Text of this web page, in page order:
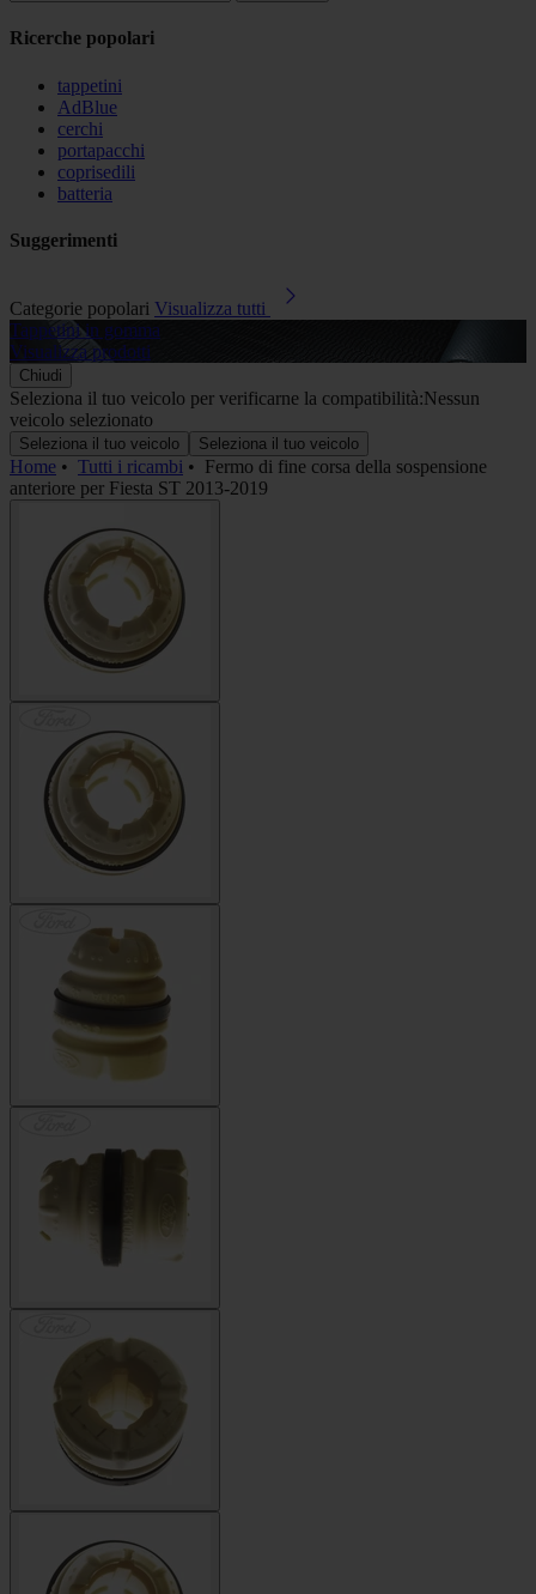
Ricerche popolari
tappetini
AdBlue
cerchi
portapacchi
coprisedili
batteria
Suggerimenti
Categorie popolari Visualizza tutti
Tappetini in gomma
Visualizza prodotti
Chiudi
Seleziona il tuo veicolo per verificarne la compatibilità:Nessun
veicolo selezionato
Seleziona il tuo veicolo Seleziona il tuo veicolo
Home • Tutti i ricambi • Fermo di fine corsa della sospensione
anteriore per Fiesta ST 2013-2019